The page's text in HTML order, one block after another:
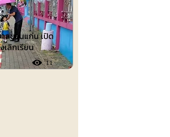
ลขอนแก่น เปิด
เลิกเรียน
11